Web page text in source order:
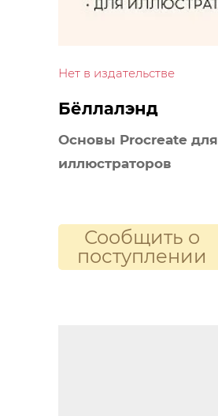
Нет в издательстве
Бёллалэнд
Основы Procreate для
иллюстраторов
Сообщить о
поступлении